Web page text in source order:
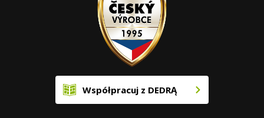
Współpracuj z DEDRĄ